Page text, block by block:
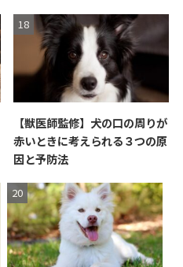
【獣医師監修】犬の口の周りが
赤いときに考えられる３つの原
因と予防法